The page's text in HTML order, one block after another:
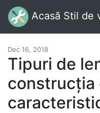
Acasă Stil de
Dec 16, 2018
Tipuri de
construcția